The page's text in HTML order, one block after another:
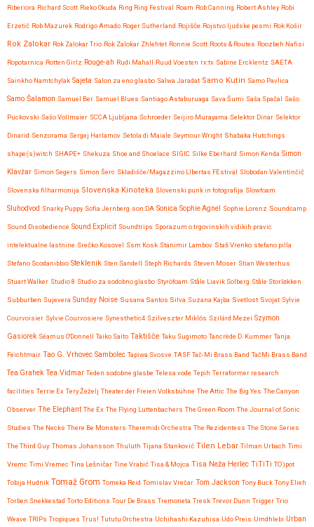
Riberiora Richard Scott Rieko Okuda Ring Ring Festival Roam Rob Canning Robert Ashley Robi
Erzetič Rob Mazurek Rodrigo Amado Roger Sutherland Rojišče Rojstvo ljudske pesmi Rok Košir
Rok Zalokar Rok Zalokar Trio Rok Zalokar Zhlehtet Ronnie Scott Roots & Routes Roozbeh Nafisi
Ropotarnica Rotten Girlz Rouge-ah Rudi Mahall Ruud Voesten rx:tx Sabine Ercklentz SAETA
Sainkho Namtchylak Sajeta Salon za eno glasbo Salwa Jaradat Samo Kutin Samo Pavlica
Samo Šalamon Samuel Ber Samuel Blues Santiago Astaburuaga Sava Šumi Saša Spačal Sašo
Puckovski Sašo Vollmaier SCCA Ljubljana Schroeder Seijiro Murayama Selektor Dinar Selektor
Dinarid Senzorama Sergej Harlamov Setola di Maiale Seymour Wright Shabaka Hutchings
shape(s)witch SHAPE+ Shekuza Shoe and Shoelace SIGIC Silke Eberhard Simon Kenda Simon
Klavžar Simon Segers Simon Šerc Skladišče/Magazzino LIbertas FEstival Slobodan Valentinčič
Slovenska filharmonija Slovenska Kinoteka Slovenski punk in fotografija Slowfoam
Sluhodvod Snarky Puppy Sofia Jernberg son:DA Sonica Sophie Agnel Sophie Lorenz Soundcamp
Sound Disobedience Sound Explicit Soundtrips Sporazum o trgovinskih vidikih pravic
intelektualne lastnine Srečko Kosovel Ssm Kosk Stanimir Lambov Staš Vrenko stefano pilla
Stefano Scodanibbio Steklenik Sten Sandell Steph Richards Steven Moser Stian Westerhus
Stuart Walker Studio 8 Studio za sodobno glasbo Styröfoam Ståle Liavik Solberg Ståle Storløkken
Subburben Sujevera Sunday Noise Susana Santos Silva Suzana Kajba Svetlost Svojat Sylvie
Courvoisier Sylvie Courvosiere Synesthetic4 Szilveszter Miklós Szilárd Mezei Szymon
Gasiorek Séamus O'Donnell Taiko Saito Taktišče Taku Sugimoto Tancrède D. Kummer Tanja
Feichtmair Tao G. Vrhovec Sambolec Tapiwa Svosve TASF Tač-Mi Brass Band TačMi Brass Band
Tea Grahek Tea Vidmar Teden sodobne glasbe Telesa vode Tepih Terraformer research
facilities Terrie Ex Tery Žeželj Theater der Freien Volksbühne The Attic The Big Yes The Canyon
Observer The Elephant The Ex The Flying Luttenbachers The Green Room The Journal of Sonic
Studies The Necks There Be Monsters Theremidi Orchestra The Rezidentess The Stone Series
The Third Guy Thomas Johansson Thuluth Tijana Stanković Tilen Lebar Tilman Urbach Timi
Vremc Timi Vremec Tina Lešničar Tine Vrabič Tisa & Mojca Tisa Neža Herlec TiTiTi TO)pot
Tobija Hudnik Tomaž Grom Tomeka Reid Tomislav Vrečar Tom Jackson Tony Buck Tony Elieh
Torben Snekkestad Torto Editions Tour De Brass Tremoneta Tresk Trevor Dunn Trigger Trio
Weave TRIPs Tropiques Trus! Tututu Orchestra Uchihashi Kazuhisa Udo Preis Umdhlebi Urban